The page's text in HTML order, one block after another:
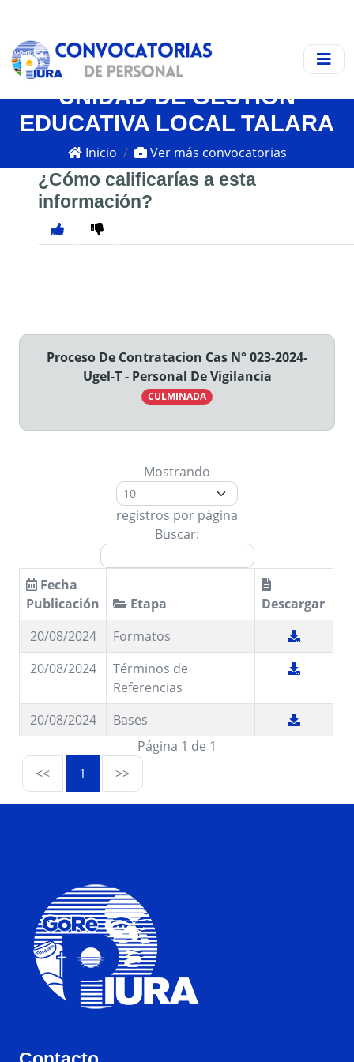
UNIDAD DE GESTIÓN
EDUCATIVA LOCAL TALARA
Inicio Ver más convocatorias
¿Cómo calificarías a esta
información?
Proceso De Contratacion Cas N° 023-2024-
Ugel-T - Personal De Vigilancia
CULMINADA
Mostrando
registros por página
Buscar:
Fecha
Publicación
Etapa
Descargar
20/08/2024
Formatos
20/08/2024
Términos de
Referencias
20/08/2024
Bases
Página 1 de 1
<<
1 >>